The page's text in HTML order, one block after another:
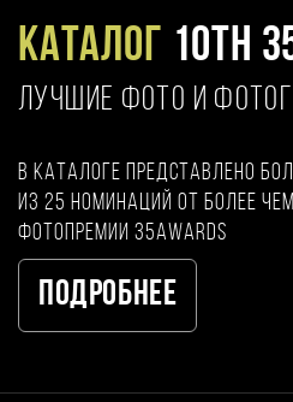
Каталог 10TH
ЛУЧШИЕ ФОТО И
В каталоге представлено
из 25 номинаций от более
фотопремии 35AWARDS
Подробнее